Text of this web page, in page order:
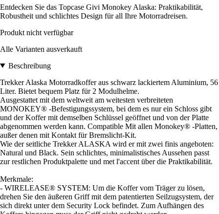
Entdecken Sie das Topcase Givi Monokey Alaska: Praktikabilität,
Robustheit und schlichtes Design für all Ihre Motorradreisen.
Produkt nicht verfügbar
Alle Varianten ausverkauft
Beschreibung
Trekker Alaska Motorradkoffer aus schwarz lackiertem Aluminium, 56
Liter. Bietet bequem Platz für 2 Modulhelme.
Ausgestattet mit dem weltweit am weitesten verbreiteten
MONOKEY® -Befestigungssystem, bei dem es nur ein Schloss gibt
und der Koffer mit demselben Schlüssel geöffnet und von der Platte
abgenommen werden kann. Compatible Mit allen Monokey® -Platten,
außer denen mit Kontakt für Bremslicht-Kit.
Wie der seitliche Trekker ALASKA wird er mit zwei finis angeboten:
Natural und Black. Sein schlichtes, minimalistisches Aussehen passt
zur restlichen Produktpalette und met l'accent über die Praktikabilität.
Merkmale:
- WIRELEASE® SYSTEM: Um die Koffer vom Träger zu lösen,
drehen Sie den äußeren Griff mit dem patentierten Seilzugsystem, der
sich direkt unter dem Security Lock befindet. Zum Aufhängen des